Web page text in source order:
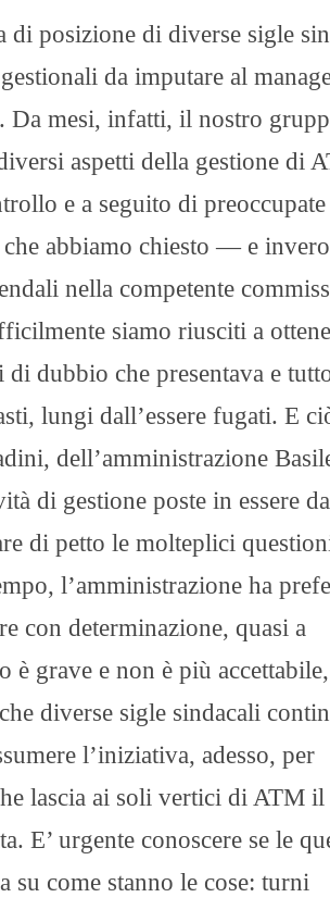
posizione di diverse sigle
da imputare al
Da mesi, infatti, il nostro
aspetti della gestione di
e a seguito di preoccupate
che abbiamo chiesto — e invero
nella competente
siamo riusciti a
dubbio che presentava e
lungi dall’essere fugati. E
dell’amministrazione
di gestione poste in essere
di petto le molteplici
l’amministrazione ha
con determinazione, quasi a
è grave e non è più accettabile,
diverse sigle sindacali
l’iniziativa, adesso, per
lascia ai soli vertici di ATM il
E’ urgente conoscere se le
su come stanno le cose: turni